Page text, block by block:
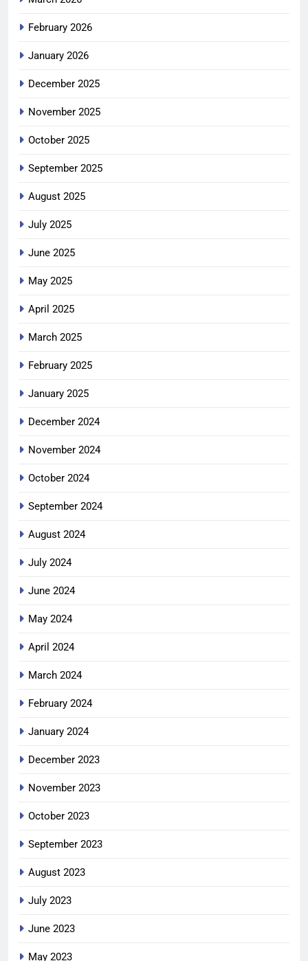
February 2026
January 2026
December 2025
November 2025
October 2025
September 2025
August 2025
July 2025
June 2025
May 2025
April 2025
March 2025
February 2025
January 2025
December 2024
November 2024
October 2024
September 2024
August 2024
July 2024
June 2024
May 2024
April 2024
March 2024
February 2024
January 2024
December 2023
November 2023
October 2023
September 2023
August 2023
July 2023
June 2023
May 2023